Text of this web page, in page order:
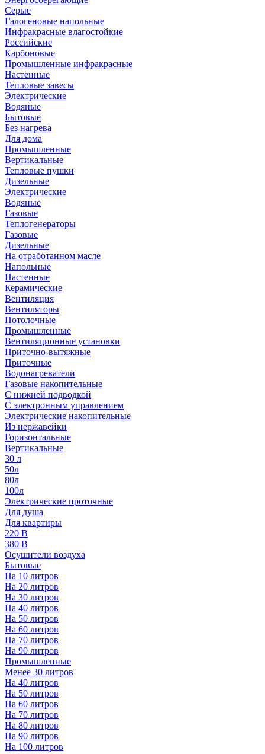
Серые
Галогеновые напольные
Инфракрасные влагостойкие
Российские
Карбоновые
Промышленные инфракрасные
Настенные
Тепловые завесы
Электрические
Водяные
Бытовые
Без нагрева
Для дома
Промышленные
Вертикальные
Тепловые пушки
Дизельные
Электрические
Водяные
Газовые
Теплогенераторы
Газовые
Дизельные
На отработанном масле
Напольные
Настенные
Керамические
Вентиляция
Вентиляторы
Потолочные
Промышленные
Вентиляционные установки
Приточно-вытяжные
Приточные
Водонагреватели
Газовые накопительные
С нижней подводкой
С электронным управлением
Электрические накопительные
Из нержавейки
Горизонтальные
Вертикальные
30 л
50л
80л
100л
Электрические проточные
Для душа
Для квартиры
220 В
380 В
Осушители воздуха
Бытовые
На 10 литров
На 20 литров
На 30 литров
На 40 литров
На 50 литров
На 60 литров
На 70 литров
На 90 литров
Промышленные
Менее 30 литров
На 40 литров
На 50 литров
На 60 литров
На 70 литров
На 80 литров
На 90 литров
На 100 литров